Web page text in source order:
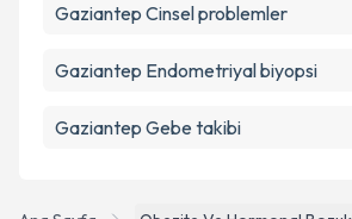
Gaziantep Cinsel problemler
Gaziantep Endometriyal biyopsi
Gaziantep Gebe takibi